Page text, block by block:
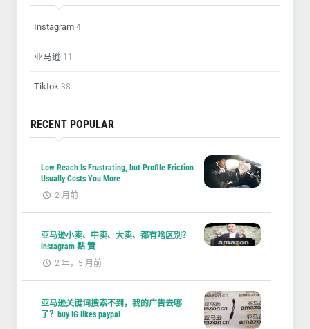
Instagram 4
亚马逊 11
Tiktok 38
RECENT POPULAR
Low Reach Is Frustrating, but Profile Friction
Usually Costs You More
2 月前
亚马逊小卖、中卖、大卖、都有啥区别？
instagram 點 贊
2 年，5 月前
亚马逊关键词搜索不到，我的广告去哪
了？buy IG likes paypal